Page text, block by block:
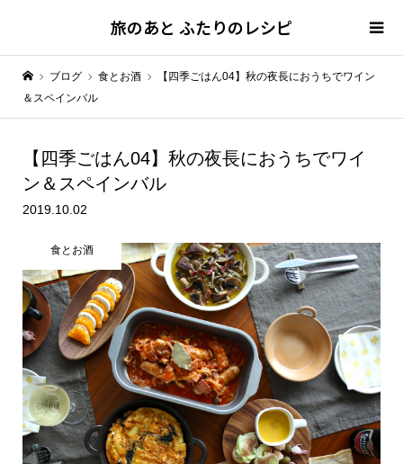
旅のあと ふたりのレシピ
ブログ 食とお酒
【四季ごはん04】秋の夜長におうちでワイン
＆スペインバル
【四季ごはん04】秋の夜長におうちでワイ
ン＆スペインバル
2019.10.02
食とお酒